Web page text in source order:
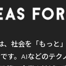
、社会を「もっと
す。AIなどのテク